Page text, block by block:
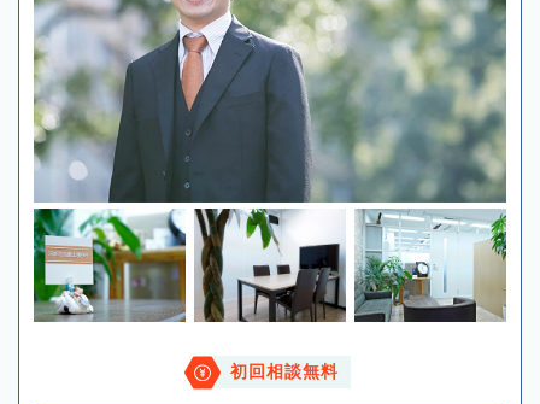
初回相談無料